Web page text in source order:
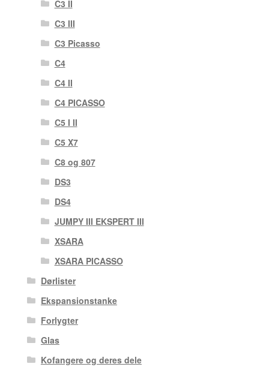
C3 II
C3 III
C3 Picasso
C4
C4 II
C4 PICASSO
C5 I II
C5 X7
C8 og 807
DS3
DS4
JUMPY III EKSPERT III
XSARA
XSARA PICASSO
Dørlister
Ekspansionstanke
Forlygter
Glas
Kofangere og deres dele